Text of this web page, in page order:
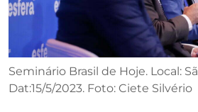
Seminário Brasil de Hoje. Local:
Dat:15/5/2023. Foto: Ciete Silvério